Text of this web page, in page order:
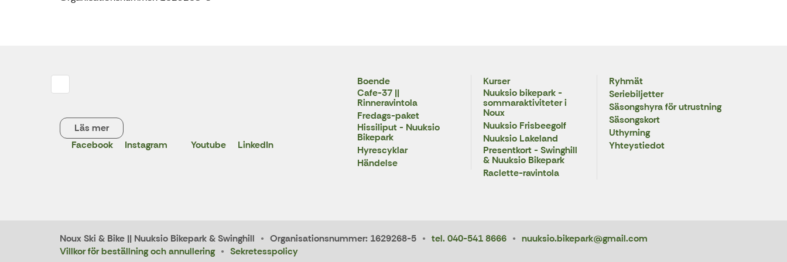
Läs mer
Facebook
Instagram Youtube LinkedIn
Boende
Cafe-37 ||
Rinneravintola
Fredags-paket
Hissiliput - Nuuksio
Bikepark
Hyrescyklar
Händelse
Kurser
Nuuksio bikepark -
sommaraktiviteter i
Noux
Nuuksio Frisbeegolf
Nuuksio Lakeland
Presentkort - Swinghill
& Nuuksio Bikepark
Raclette-ravintola
Ryhmät
Seriebiljetter
Säsongshyra för utrustning
Säsongskort
Uthyrning
Yhteystiedot
Noux Ski & Bike || Nuuksio Bikepark & Swinghill Organisationsnummer: 1629268-5 tel. 040-541 8666
nuuksio.bikepark@gmail.com
Villkor för beställning och annullering
Sekretesspolicy